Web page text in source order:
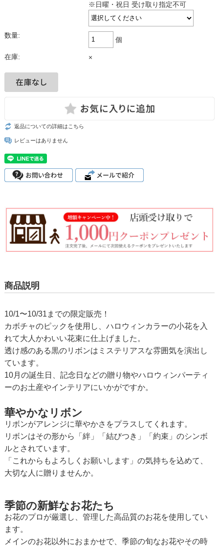
※日曜・祝日 受け取り指定不可
数量:
個
在庫: ×
返品についての詳細はこちら
レビューはありません
商品説明
10/1〜10/31までの限定販売！
カボチャのピックを使用し、ハロウィンカラーの小花を入
れて大人かわいい花束に仕上げました。
透け感のある黒のリボンはミステリアスな雰囲気を演出し
ています。
10月の誕生日、記念日などの贈り物やハロウィンパーティ
ーのお土産やインテリアにいかがですか。
華やかなリボン
リボンがアレンジに華やかさをプラスしてくれます。
リボンはその形から「絆」「結びつき」「約束」のシンボ
ルとされています。
「これからもよろしくお願いします」の気持ちを込めて、
大切な人に贈りませんか。
季節の新鮮なお花たち
お花のプロが厳選し、管理した高品質のお花を使用してい
ます。
メインのお花以外におまかせで、季節の旬なお花やその時